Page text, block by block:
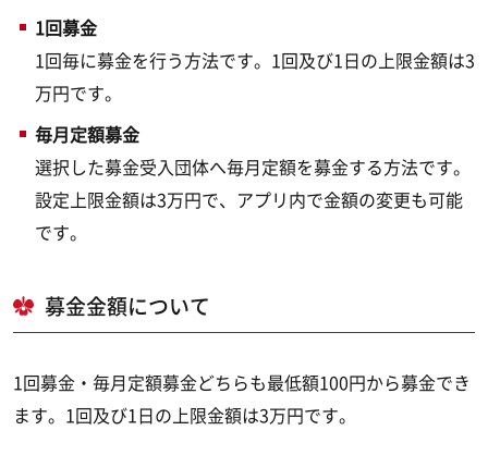
1回募金
1回毎に募金を行う方法です。1回及び1日の上限金額は3
万円です。
毎月定額募金
選択した募金受入団体へ毎月定額を募金する方法です。
設定上限金額は3万円で、アプリ内で金額の変更も可能
です。
募金金額について
1回募金・毎月定額募金どちらも最低額100円から募金でき
ます。1回及び1日の上限金額は3万円です。